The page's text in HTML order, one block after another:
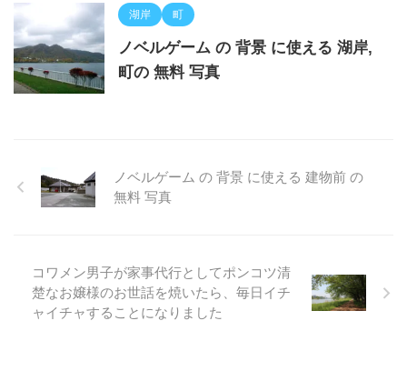
湖岸 町
ノベルゲーム の 背景 に使える 湖岸,
町の 無料 写真
ノベルゲーム の 背景 に使える 建物前 の
無料 写真
コワメン男子が家事代行としてポンコツ清
楚なお嬢様のお世話を焼いたら、毎日イチ
ャイチャすることになりました